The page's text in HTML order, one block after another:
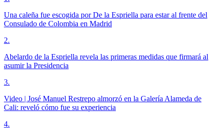
Una caleña fue escogida por De la Espriella para estar al frente del
Consulado de Colombia en Madrid
2.
Abelardo de la Espriella revela las primeras medidas que firmará al
asumir la Presidencia
3.
Video | José Manuel Restrepo almorzó en la Galería Alameda de
Cali: reveló cómo fue su experiencia
4.